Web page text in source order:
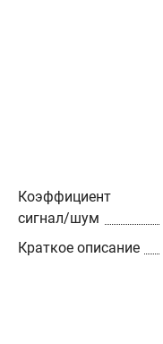
Коэффициент
сигнал/шум
Краткое описание